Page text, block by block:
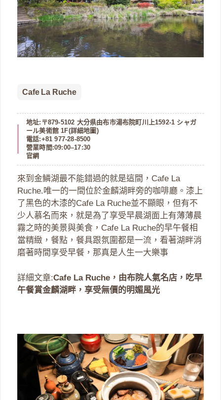
Cafe La Ruche
地址:〒879-5102 大分県由布市湯布院町川上1592-1 シャガ
ール美術館 1F(詳細地圖 )
電話:+81 977-28-8500
營業時間:09:00–17:30
官網
來到金鱗湖最不能錯過的就是這間，Cafe La
Ruche.唯一的一間位於金麟湖畔旁的咖啡廳。漆上
了黑色的木漆的Cafe La Ruche並不顯眼，但有不
少人慕名而來，就是為了享受早晨湖面上有薄薄晨
霧之時的美景與美食，Cafe La Ruche的早午餐相
當精緻，餐點，餐具跟氛圍都是一流，看著湖畔消
磨著時間享受早餐，那真是人生一大樂事
詳細文章:Cafe La Ruche，由布院人氣名店，吃早
午餐賞金麟湖畔，享受無價的明媚風光